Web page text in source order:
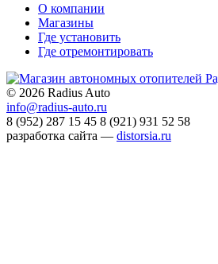
О компании
Магазины
Где установить
Где отремонтировать
© 2026 Radius Auto
info@radius-auto.ru
8 (952) 287 15 45 8 (921) 931 52 58
разработка сайта — distorsia.ru